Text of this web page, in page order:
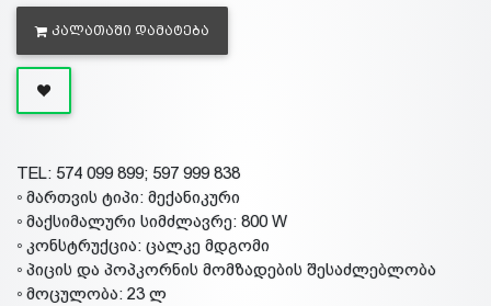
ᲙᲐᲚᲐᲗᲐᲨᲘ ᲓᲐᲛᲐᲢᲔᲑᲐ
TEL: 574 099 899; 597 999 838
◦ მართვის ტიპი: მექანიკური
◦ მაქსიმალური სიმძლავრე: 800 W
◦ კონსტრუქცია: ცალკე მდგომი
◦ პიცის და პოპკორნის მომზადების შესაძლებლობა
◦ მოცულობა: 23 ლ